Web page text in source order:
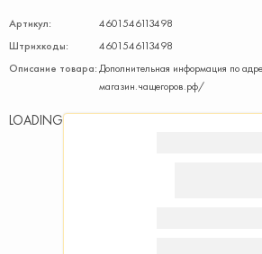
Артикул:
4601546113498
Штрихкоды:
4601546113498
Описание товара:Дополнительная информация по
магазин.чащегоров.рф/
LOADING